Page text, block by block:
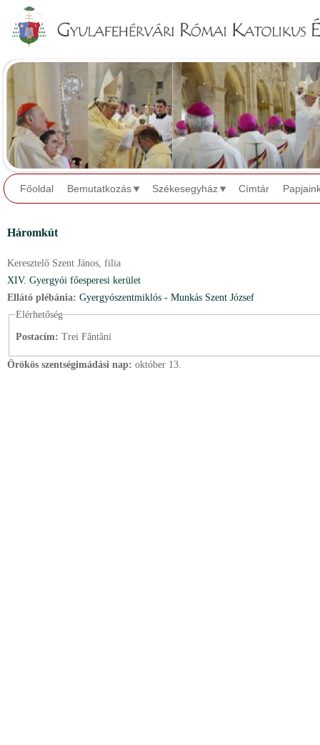
Főoldal Bemutatkozás Székesegyház Címtár
Háromkút
Keresztelő Szent János, filia
XIV. Gyergyói főesperesi kerület
Ellátó plébánia: Gyergyószentmiklós - Munkás Szent József
Elérhetőség
Postacím: Trei Fântâni
Örökös szentségimádási nap: október 13.